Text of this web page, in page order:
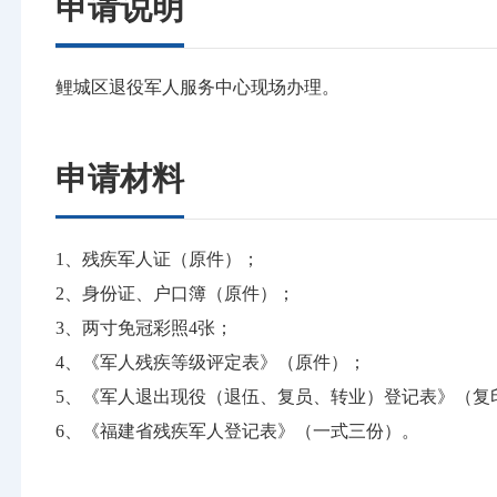
申请说明
鲤城区退役军人服务中心现场办理。
申请材料
1、残疾军人证（原件）；
2、身份证、户口簿（原件）；
3、两寸免冠彩照4张；
4、《军人残疾等级评定表》（原件）；
5、《军人退出现役（退伍、复员、转业）登记表》（复
6、《福建省残疾军人登记表》（一式三份）。